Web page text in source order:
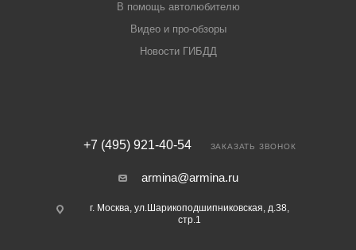
В помощь автолюбителю
Видео и про-обзоры
Новости ГИБДД
+7 (495) 921-40-54 ЗАКАЗАТЬ ЗВОНОК
armina@armina.ru
г. Москва, ул.Шарикоподшипниковская, д.38,
стр.1